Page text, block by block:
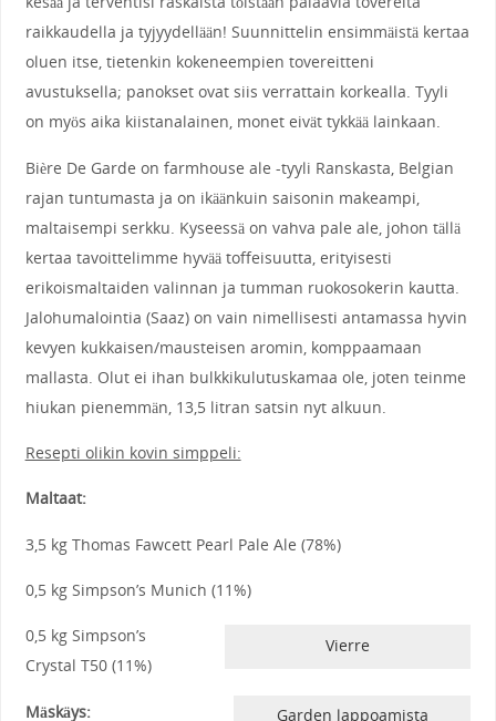
raikkaudella ja tyjyydellään! Suunnittelin ensimmäistä kertaa
oluen itse, tietenkin kokeneempien tovereitteni
avustuksella; panokset ovat siis verrattain korkealla. Tyyli
on myös aika kiistanalainen, monet eivät tykkää lainkaan.
Bière De Garde on farmhouse ale -tyyli Ranskasta, Belgian
rajan tuntumasta ja on ikäänkuin saisonin makeampi,
maltaisempi serkku. Kyseessä on vahva pale ale, johon tällä
kertaa tavoittelimme hyvää toffeisuutta, erityisesti
erikoismaltaiden valinnan ja tumman ruokosokerin kautta.
Jalohumalointia (Saaz) on vain nimellisesti antamassa hyvin
kevyen kukkaisen/mausteisen aromin, komppaamaan
mallasta. Olut ei ihan bulkkikulutuskamaa ole, joten teinme
hiukan pienemmän, 13,5 litran satsin nyt alkuun.
Resepti olikin kovin simppeli:
Maltaat:
3,5 kg Thomas Fawcett Pearl Pale Ale (78%)
0,5 kg Simpson’s Munich (11%)
Vierre
Garden lappoamista
0,5 kg Simpson’s
Crystal T50 (11%)
Mäskäys: